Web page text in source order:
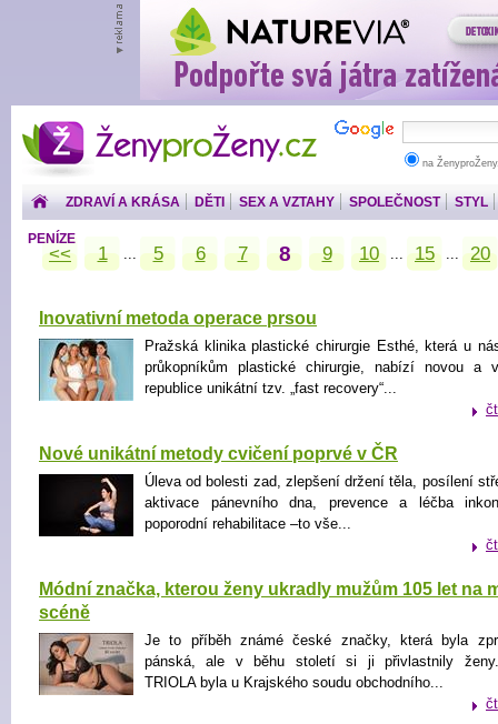
ŽenyproŽeny.cz
na
ZDRAVÍ A KRÁSA DĚTI SEX A VZTAHY SPOLEČNOST STYL
PENÍZE
<< 1 ... 5 6 7 8 9 10 ... 15 ... 20
Inovativní metoda operace prsou
Pražská klinika plastické chirurgie Esthé, která u
průkopníkům plastické chirurgie, nabízí novou a
republice unikátní tzv. „fast recovery“...
Nové unikátní metody cvičení poprvé v ČR
Úleva od bolesti zad, zlepšení držení těla, posílení
aktivace pánevního dna, prevence a léčba
poporodní rehabilitace –to vše...
Módní značka, kterou ženy ukradly mužům 105 let na
scéně
Je to příběh známé české značky, která byla
pánská, ale v běhu století si ji přivlastnily
TRIOLA byla u Krajského soudu obchodního...